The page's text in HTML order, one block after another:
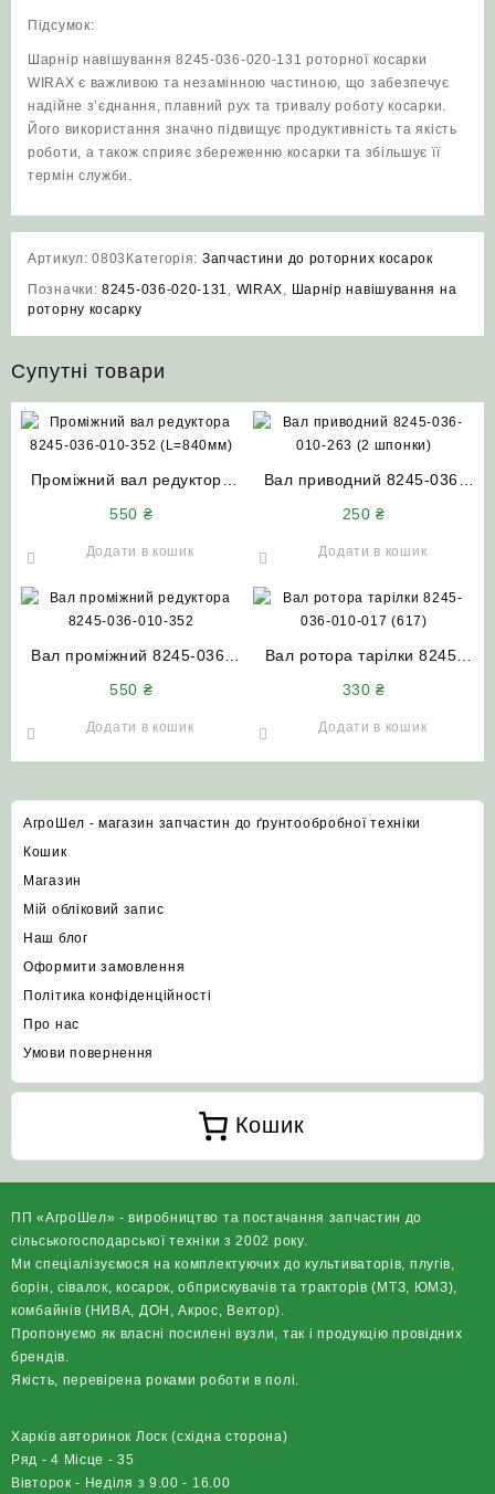
Підсумок:
Шарнір навішування 8245-036-020-131 роторної косарки
WIRAX є важливою та незамінною частиною, що забезпечує
надійне з’єднання, плавний рух та тривалу роботу косарки.
Його використання значно підвищує продуктивність та якість
роботи, а також сприяє збереженню косарки та збільшує її
термін служби.
Артикул:0803 Категорія: Запчастини до роторних косарок
Позначки: 8245-036-020-131 WIRAX
Шарнір навішування на
роторну косарку
Супутні товари
Проміжний вал редуктора
WIRAX (1.35 м)
550 ₴
Додати в кошик
Вал приводний 8245-036-
WIRAX
250₴
Додати в кошик
Вал проміжний 8245-036-
роторної косарки WIRAX
550 ₴
Додати в кошик
Вал ротора тарілки 8245-
330₴
Додати в кошик
АгроШел - магазин запчастин до ґрунтообробної техніки
Кошик
Магазин
Мій обліковий запис
Наш блог
Оформити замовлення
Політика конфіденційності
Про нас
Умови повернення
Кошик
ПП «АгроШел» - виробництво та постачання запчастин до
сільськогосподарської техніки з 2002 року.
Ми спеціалізуємося на комплектуючих до культиваторів, плугів,
борін, сівалок, косарок, обприскувачів та тракторів (МТЗ, ЮМЗ),
комбайнів (НИВА, ДОН, Акрос, Вектор).
Пропонуємо як власні посилені вузли, так і продукцію провідних
брендів.
Якість, перевірена роками роботи в полі.
Харків авторинок Лоск (східна сторона)
Ряд - 4 Місце - 35
Вівторок - Неділя з 9.00 - 16.00